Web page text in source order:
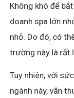
Không khó để
doanh spa lớn
nhỏ. Do đó, có
trường này là rất
Tuy nhiên, với
ngành này, vẫn